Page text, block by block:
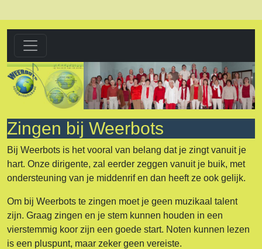
Zingen bij Weerbots
Bij Weerbots is het vooral van belang dat je zingt vanuit je
hart. Onze dirigente, zal eerder zeggen vanuit je buik, met
ondersteuning van je middenrif en dan heeft ze ook gelijk.
Om bij Weerbots te zingen moet je geen muzikaal talent
zijn. Graag zingen en je stem kunnen houden in een
vierstemmig koor zijn een goede start. Noten kunnen lezen
is een pluspunt, maar zeker geen vereiste.